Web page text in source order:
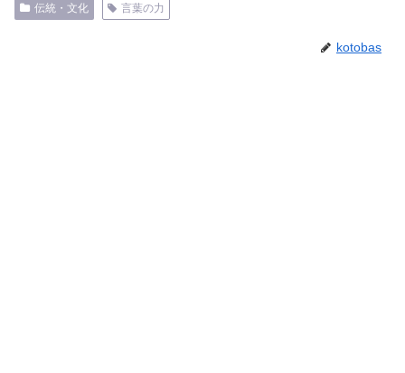
伝統・文化 言葉の力
kotobas